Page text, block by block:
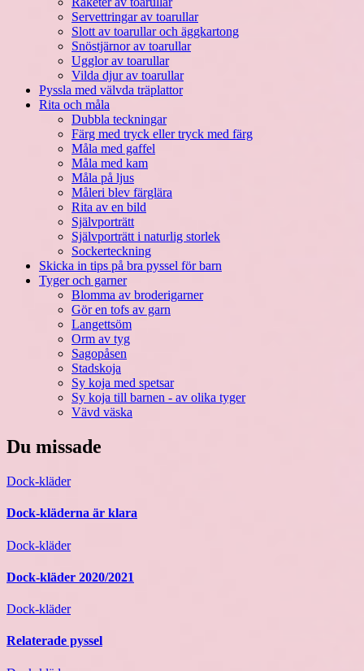
Servettringar av toarullar
Slott av toarullar och äggkartong
Snöstjärnor av toarullar
Ugglor av toarullar
Vilda djur av toarullar
Pyssla med välvda träplattor
Rita och måla
Dubbla teckningar
Färg med tryck eller tryck med färg
Måla med gaffel
Måla med kam
Måla på ljus
Måleri blev färglära
Rita av en bild
Självporträtt
Självporträtt i naturlig storlek
Sockerteckning
Skicka in tips på bra pyssel för barn
Tyger och garner
Blomma av broderigarner
Gör en tofs av garn
Langettsöm
Orm av tyg
Sagopåsen
Stadskoja
Sy koja med spetsar
Sy koja till barnen - av olika tyger
Vävd väska
Du missade
Dock-kläder
Dock-kläderna är klara
Dock-kläder
Dock-kläder 2020/2021
Dock-kläder
Relaterade pyssel